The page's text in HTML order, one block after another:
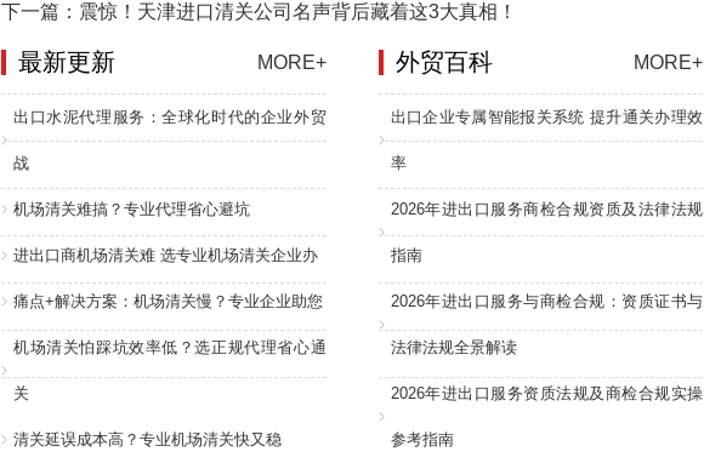
下一篇：震惊！天津进口清关公司名声背后藏着这3大真相！
最新更新 MORE+
出口水泥代理服务：全球化时代的企业外贸
战
机场清关难搞？专业代理省心避坑
进出口商机场清关难 选专业机场清关企业办
痛点+解决方案：机场清关慢？专业企业助您
机场清关怕踩坑效率低？选正规代理省心通
关
清关延误成本高？专业机场清关快又稳
外贸百科 MORE+
出口企业专属智能报关系统 提升通关办理效
率
2026年进出口服务商检合规资质及法律法规
指南
2026年进出口服务与商检合规：资质证书与
法律法规全景解读
2026年进出口服务资质法规及商检合规实操
参考指南